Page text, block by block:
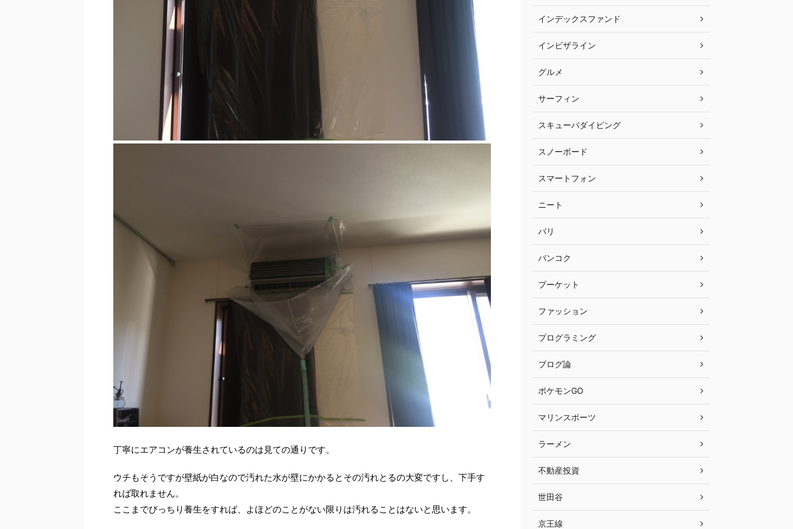
丁寧にエアコンが養生されているのは見ての通りです。
ウチもそうですが壁紙が白なので汚れた水が壁にかかるとその汚れとるの大変ですし、下手す
れば取れません。
ここまでびっちり養生をすれば、よほどのことがない限りは汚れることはないと思います。
インデックスファンド
インビザライン
グルメ
サーフィン
スキューバダイビング
スノーボード
スマートフォン
ニート
バリ
バンコク
プーケット
ファッション
プログラミング
ブログ論
ポケモンGO
マリンスポーツ
ラーメン
不動産投資
世田谷
京王線